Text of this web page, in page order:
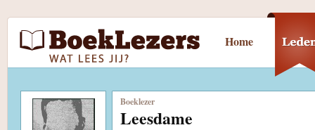
Home
Boeklezer
Leesdame